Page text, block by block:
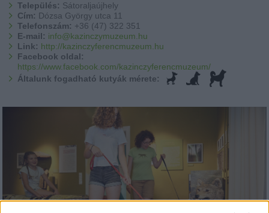
Település: Sátoraljaújhely
Cím: Dózsa György utca 11
Telefonszám: +36 (47) 322 351
E-mail: info@kazinczymuzeum.hu
Link: http://kazinczyferencmuzeum.hu
Facebook oldal:
https://www.facebook.com/kazinczyferencmuzeum/
Általunk fogadható kutyák mérete: